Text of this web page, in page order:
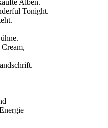
Alben.
Tonight.